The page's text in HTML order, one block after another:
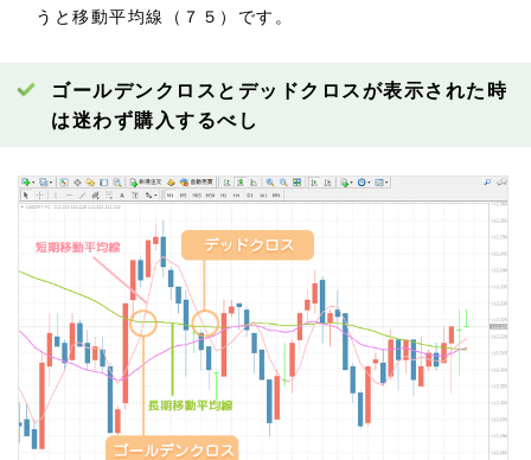
うと移動平均線（７５）です。
ゴールデンクロスとデッドクロスが表示された時
は迷わず購入するべし